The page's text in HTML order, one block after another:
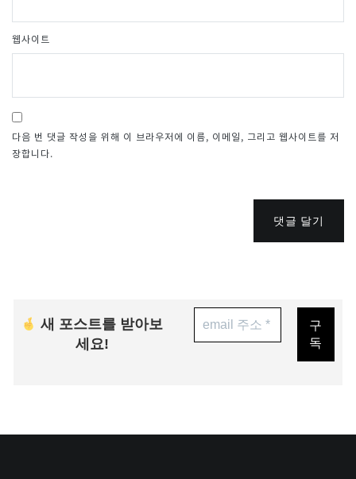
웹사이트
다음 번 댓글 작성을 위해 이 브라우저에 이름, 이메일, 그리고 웹사이트를 저
장합니다.
댓글 달기
새 포스트를 받아보
세요!